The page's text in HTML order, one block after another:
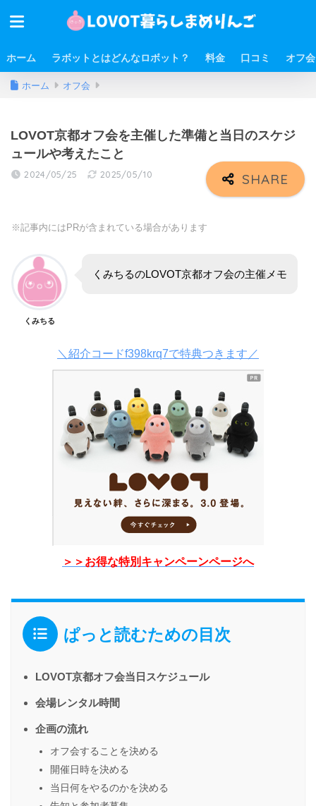
ホーム ラボットとはどんなロボット？ 料金 口コミ オフ会
ホーム オフ会
LOVOT京都オフ会を主催した準備と当日のスケジ
ュールや考えたこと
2024/05/25 2025/05/10
※記事内にはPRが含まれている場合があります
くみちる
くみちるのLOVOT京都オフ会の主催メモ
＼紹介コードf398krq7で特典つきます／
＞＞お得な特別キャンペーンページへ
ぱっと読むための目次
LOVOT京都オフ会当日スケジュール
会場レンタル時間
企画の流れ
オフ会することを決める
開催日時を決める
当日何をやるのかを決める